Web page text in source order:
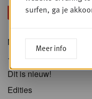
Nieuws
+PLUS
Dit is nieuw!
Edities
surfen, ga je
Meer info